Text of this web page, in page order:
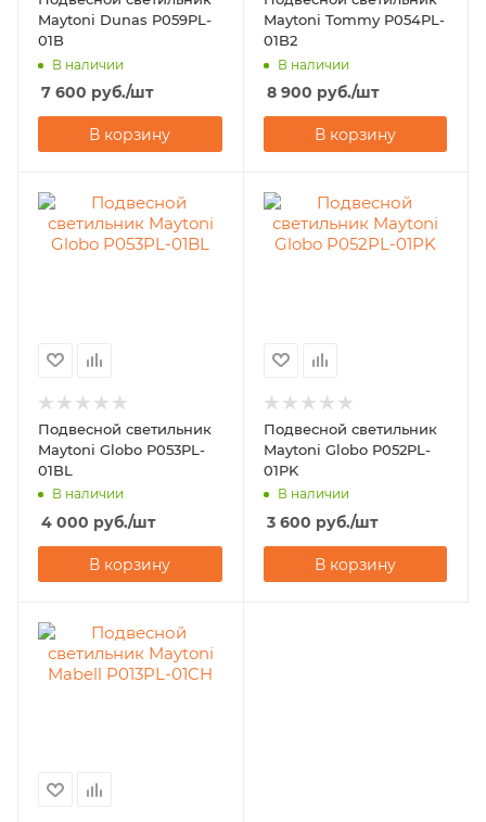
Maytoni Dunas P059PL-
01B
В наличии
7 600 руб./шт
В корзину
Maytoni Tommy P054PL-
01B2
В наличии
8 900 руб./шт
В корзину
Подвесной светильник
Maytoni Globo P053PL-
01BL
В наличии
4 000 руб./шт
В корзину
Подвесной светильник
Maytoni Globo P052PL-
01PK
В наличии
3 600 руб./шт
В корзину